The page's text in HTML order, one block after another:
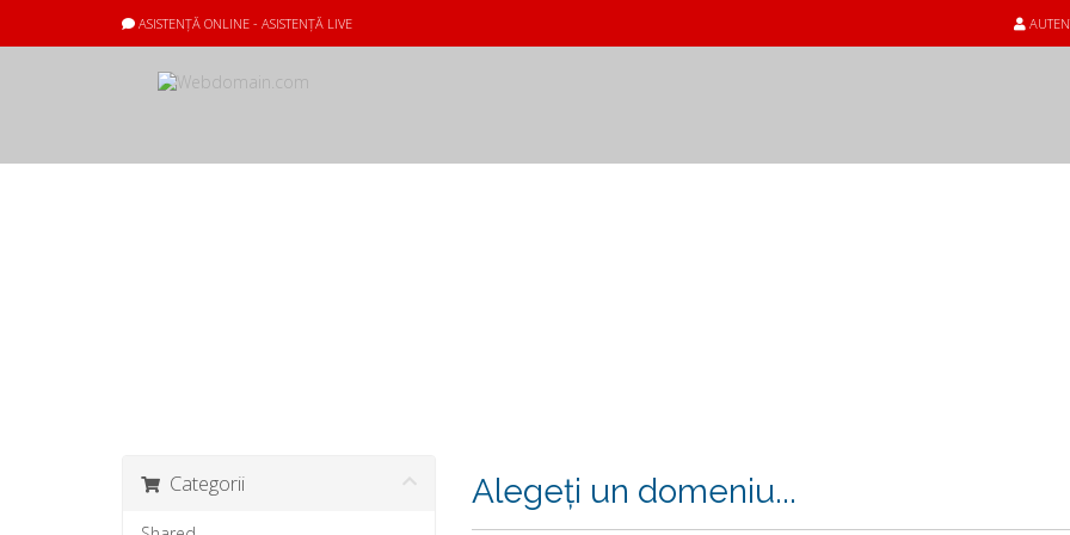
ASISTENȚĂ ONLINE - ASISTENȚĂ LIVE
Alegeți un domeniu...
Categorii